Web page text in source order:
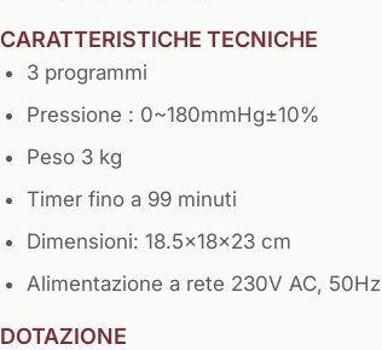
CARATTERISTICHE TECNICHE
3 programmi
Pressione : 0~180mmHg±10%
Peso 3 kg
Timer fino a 99 minuti
Dimensioni: 18.5x18x23 cm
Alimentazione a rete 230V AC, 50Hz
DOTAZIONE